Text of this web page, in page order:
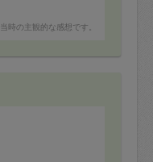
時の主観的な感想です。